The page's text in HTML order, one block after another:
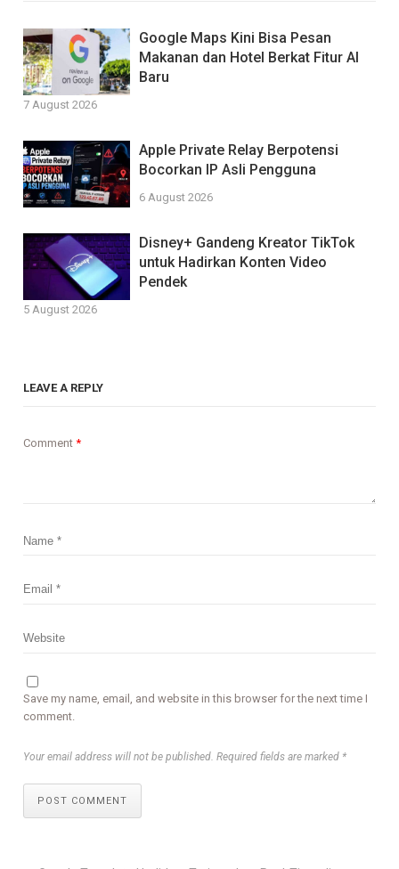
Google Maps Kini Bisa Pesan
Makanan dan Hotel Berkat Fitur AI
Baru
7 August 2026
Apple Private Relay Berpotensi
Bocorkan IP Asli Pengguna
6 August 2026
Disney+ Gandeng Kreator TikTok
untuk Hadirkan Konten Video
Pendek
5 August 2026
LEAVE A REPLY
Comment*
Save my name, email, and website in this browser for the next time I
comment.
Your email address will not be published. Required fields are marked *
POST COMMENT